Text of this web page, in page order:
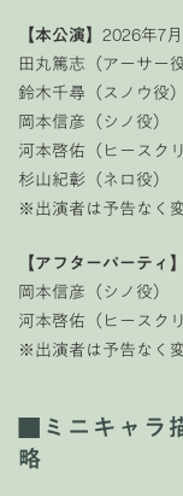
【本公演】 2026年7
田丸篤志（アーサー役
鈴木千尋（スノウ役）
岡本信彦（シノ役）
河本啓佑（ヒースク
杉山紀彰（ネロ役）
※出演者は予告なく
【アフターパーティ】
岡本信彦（シノ役）
河本啓佑（ヒースク
※出演者は予告なく
■ミニキャラ
略